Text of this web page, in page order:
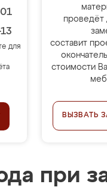
для
проведёт
составит
стоимости
ВЫЗВАТЬ
при